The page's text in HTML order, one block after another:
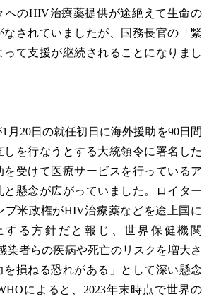
へのHIV治療薬提供が途絶えて生命の
されていましたが、国務長官の「緊
って支援が継続されることになりまし
20日の就任初日に海外援助を90日間
を行なうとする大統領令に署名した
を受けて医療サービスを行っているア
と懸念が広がっていました。ロイター
プ米政権がHIV治療薬などを途上国に
する方針だと報じ、世界保健機関
染者らの疾病や死亡のリスクを増大さ
損ねる恐れがある」として深い懸念
によると、2023年末時点で世界の